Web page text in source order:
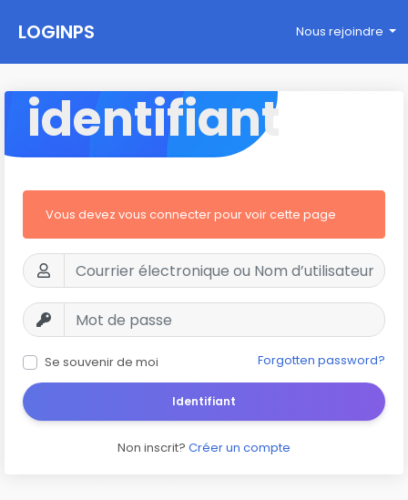
LOGINPS Nous rejoindre
identifiant
Vous devez vous connecter pour voir cette page
Se souvenir de moi Forgotten password?
Identifiant
Non inscrit? Créer un compte